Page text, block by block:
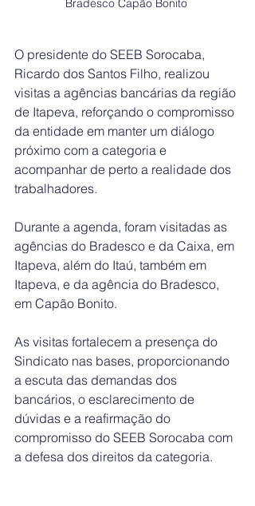
O presidente do SEEB Sorocaba,
Ricardo dos Santos Filho, realizou
visitas a agências bancárias da região
de Itapeva, reforçando o compromisso
da entidade em manter um diálogo
próximo com a categoria e
acompanhar de perto a realidade dos
trabalhadores.
Durante a agenda, foram visitadas as
agências do Bradesco e da Caixa, em
Itapeva, além do Itaú, também em
Itapeva, e da agência do Bradesco,
em Capão Bonito.
As visitas fortalecem a presença do
Sindicato nas bases, proporcionando
a escuta das demandas dos
bancários, o esclarecimento de
dúvidas e a reafirmação do
compromisso do SEEB Sorocaba com
a defesa dos direitos da categoria.